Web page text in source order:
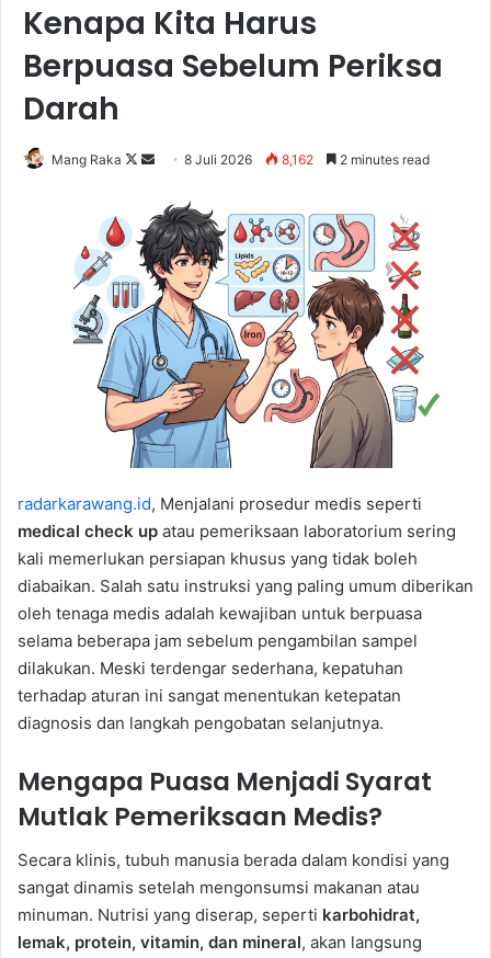
Kenapa Kita Harus
Berpuasa Sebelum Periksa
Darah
Mang Raka
Follow
Send
email
8 Juli 2026 8,162 2 minutes read
radarkarawang.id, Menjalani prosedur medis seperti
medical check up atau pemeriksaan laboratorium sering
kali memerlukan persiapan khusus yang tidak boleh
diabaikan. Salah satu instruksi yang paling umum diberikan
oleh tenaga medis adalah kewajiban untuk berpuasa
selama beberapa jam sebelum pengambilan sampel
dilakukan. Meski terdengar sederhana, kepatuhan
terhadap aturan ini sangat menentukan ketepatan
diagnosis dan langkah pengobatan selanjutnya.
Mengapa Puasa Menjadi Syarat
Mutlak Pemeriksaan Medis?
Secara klinis, tubuh manusia berada dalam kondisi yang
sangat dinamis setelah mengonsumsi makanan atau
minuman. Nutrisi yang diserap, seperti karbohidrat,
lemak, protein, vitamin, dan mineral, akan langsung